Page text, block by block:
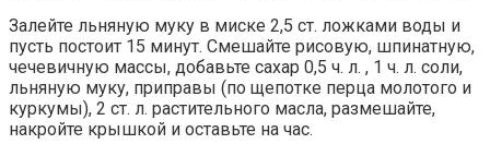
Залейте льняную муку в миске 2,5 ст. ложками воды и
пусть постоит 15 минут. Смешайте рисовую, шпинатную,
чечевичную массы, добавьте сахар 0,5 ч. л. , 1 ч. л. соли,
льняную муку, приправы (по щепотке перца молотого и
куркумы), 2 ст. л. растительного масла, размешайте,
накройте крышкой и оставьте на час.